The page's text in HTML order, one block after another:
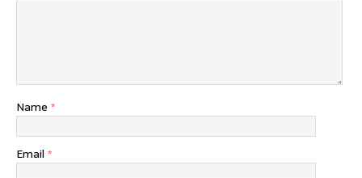
Name *
Email *